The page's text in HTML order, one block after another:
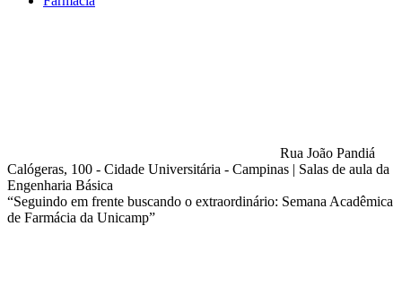
Rua João Pandiá
Calógeras, 100 - Cidade Universitária - Campinas | Salas de aula da
Engenharia Básica
“Seguindo em frente buscando o extraordinário: Semana Acadêmica
de Farmácia da Unicamp”